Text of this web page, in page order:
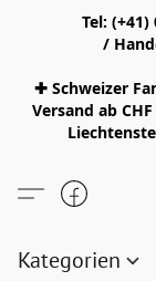
Tel:
/
✚ Schweizer
Versand ab
Kategorien